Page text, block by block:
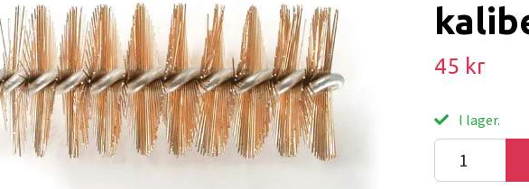
45 kr
I lager.